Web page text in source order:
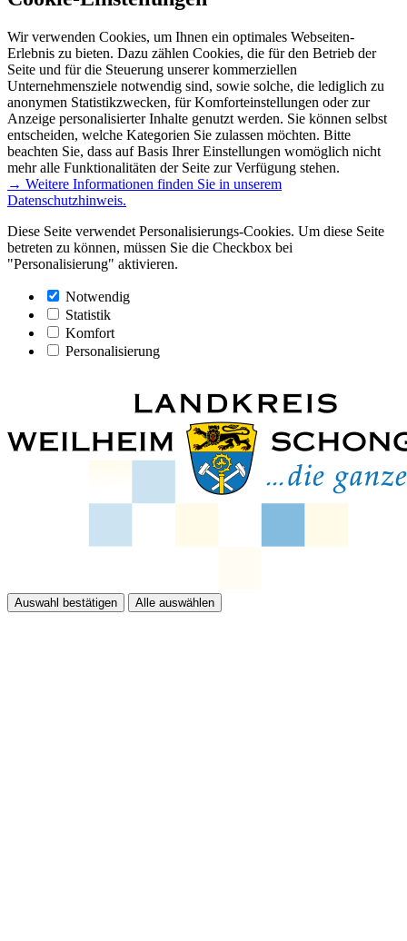
Wir verwenden Cookies, um Ihnen ein optimales Webseiten-
Erlebnis zu bieten. Dazu zählen Cookies, die für den Betrieb der
Seite und für die Steuerung unserer kommerziellen
Unternehmensziele notwendig sind, sowie solche, die lediglich zu
anonymen Statistikzwecken, für Komforteinstellungen oder zur
Anzeige personalisierter Inhalte genutzt werden. Sie können selbst
entscheiden, welche Kategorien Sie zulassen möchten. Bitte
beachten Sie, dass auf Basis Ihrer Einstellungen womöglich nicht
mehr alle Funktionalitäten der Seite zur Verfügung stehen.
→ Weitere Informationen finden Sie in unserem
Datenschutzhinweis.
Diese Seite verwendet Personalisierungs-Cookies. Um diese Seite
betreten zu können, müssen Sie die Checkbox bei
"Personalisierung" aktivieren.
Notwendig
Statistik
Komfort
Personalisierung
Auswahl bestätigen Alle auswählen